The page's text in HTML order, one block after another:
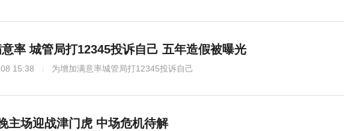
率 城管局打12345投诉自己 五年造假被曝光
15:38 为增加满意率城管局打12345投诉自己
主场迎战津门虎 中场危机待解